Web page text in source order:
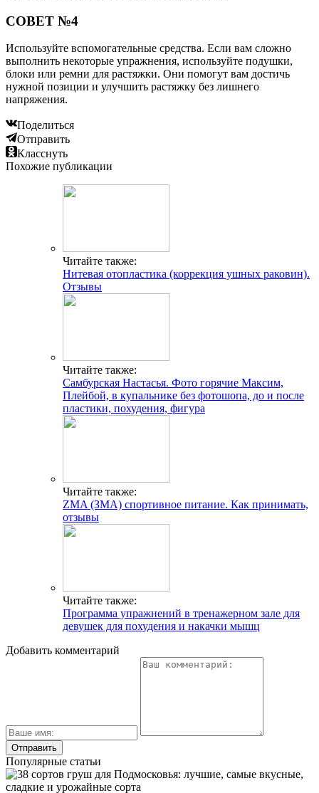
СОВЕТ №4
Используйте вспомогательные средства. Если вам сложно
выполнить некоторые упражнения, используйте подушки,
блоки или ремни для растяжки. Они помогут вам достичь
нужной позиции и улучшить растяжку без лишнего
напряжения.
Поделиться
Отправить
Класснуть
Похожие публикации
Читайте также:
Нитевая отопластика (коррекция ушных раковин).
Отзывы
Читайте также:
Самбурская Настасья. Фото горячие Максим,
Плейбой, в купальнике без фотошопа, до и после
пластики, похудения, фигура
Читайте также:
ZMA (ЗМА) спортивное питание. Как принимать,
отзывы
Читайте также:
Программа упражнений в тренажерном зале для
девушек для похудения и накачки мышц
Добавить комментарий
Популярные статьи